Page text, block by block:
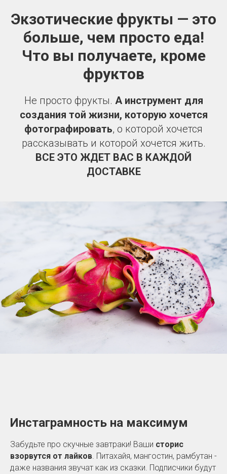
Экзотические фрукты — это
больше, чем просто еда!
Что вы получаете, кроме
фруктов
Не просто фрукты. А инструмент для
создания той жизни, которую хочется
фотографировать, о которой хочется
рассказывать и которой хочется жить.
ВСЕ ЭТО ЖДЕТ ВАС В КАЖДОЙ
ДОСТАВКЕ
Инстаграмность на максимум
Забудьте про скучные завтраки! Ваши сторис
взорвутся от лайков. Питахайя, мангостин, рамбутан -
даже названия звучат как из сказки. Подписчики будут